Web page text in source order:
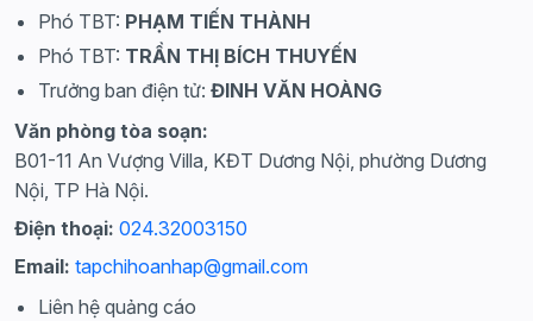
Phó TBT: PHẠM TIẾN THÀNH
Phó TBT: TRẦN THỊ BÍCH THUYẾN
Trưởng ban điện tử: ĐINH VĂN HOÀNG
Văn phòng tòa soạn:
B01-11 An Vượng Villa, KĐT Dương Nội, phường Dương
Nội, TP Hà Nội.
Điện thoại: 024.32003150
Email: tapchihoanhap@gmail.com
Liên hệ quảng cáo